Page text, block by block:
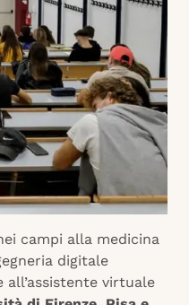
campi alla medicina
digitale
virtuale